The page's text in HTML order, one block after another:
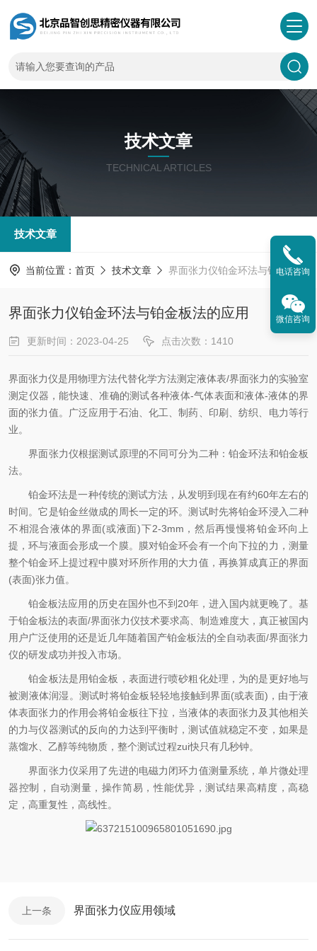
技术文章
TECHNICAL ARTICLES
技术文章
当前位置： 首页 技术文章 界面张力仪铂金环法与铂金板法的应用
界面张力仪铂金环法与铂金板法的应用
更新时间：2023-04-25 点击次数：1410
界面张力仪是用物理方法代替化学方法测定液体表/界面张力的实验室
测定仪器，能快速、准确的测试各种液体-气体表面和液体-液体的界
面的张力值。广泛应用于石油、化工、制药、印刷、纺织、电力等行
业。
界面张力仪根据测试原理的不同可分为二种：铂金环法和铂金板
法。
铂金环法是一种传统的测试方法，从发明到现在有约60年左右的
时间。它是铂金丝做成的周长一定的环。测试时先将铂金环浸入二种
不相混合液体的界面(或液面)下2-3mm，然后再慢慢将铂金环向上
提，环与液面会形成一个膜。膜对铂金环会有一个向下拉的力，测量
整个铂金环上提过程中膜对环所作用的大力值，再换算成真正的界面
(表面)张力值。
铂金板法应用的历史在国外也不到20年，进入国内就更晚了。基
于铂金板法的表面/界面张力仪技术要求高、制造难度大，真正被国内
用户广泛使用的还是近几年随着国产铂金板法的全自动表面/界面张力
仪的研发成功并投入市场。
铂金板法是用铂金板，表面进行喷砂粗化处理，为的是更好地与
被测液体润湿。测试时将铂金板轻轻地接触到界面(或表面)，由于液
体表面张力的作用会将铂金板往下拉，当液体的表面张力及其他相关
的力与仪器测试的反向的力达到平衡时，测试值就稳定不变，如果是
蒸馏水、乙醇等纯物质，整个测试过程zui快只有几秒钟。
界面张力仪采用了先进的电磁力闭环力值测量系统，单片微处理
器控制，自动测量，操作简易，性能优异，测试结果高精度，高稳
定，高重复性，高线性。
上一条 界面张力仪应用领域
电话咨询
微信咨询